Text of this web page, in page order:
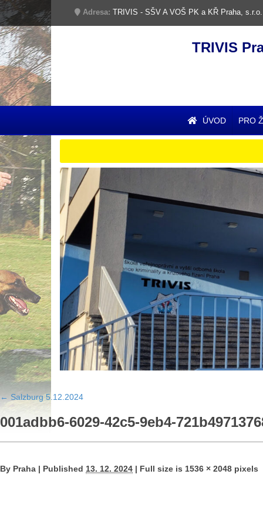
Adresa: TRIVIS - SŠV A VOŠ PK a KŘ Praha,
TRIVIS
ÚVOD PRO
← Salzburg 5.12.2024
001adbb6-6029-42c5-9eb4-
By Praha | Published 13. 12. 2024 | Full size is 1536 × 2048 pixels